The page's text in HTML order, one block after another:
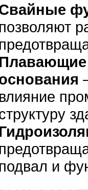
позволяют
Плавающие
влияние
подвал и